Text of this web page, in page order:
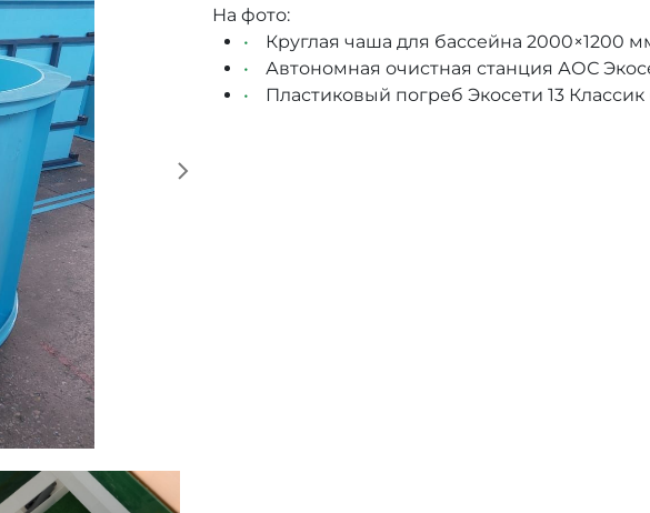
На фото:
Круглая чаша для бассейна 2000×1200
Автономная очистная станция АОС
Пластиковый погреб Экосети 13